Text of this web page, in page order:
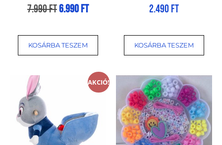
7.990Ft6.990Ft
KOSÁRBA TESZEM
2.490 Ft
KOSÁRBA TESZEM
AKCIÓ!